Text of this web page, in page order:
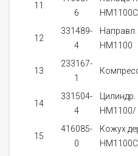
11
6
12
331489-
4
HM1100
13
233167-
1
14
331504-
4
HM1100/
15
416085-
0
Кожух
HM1100С